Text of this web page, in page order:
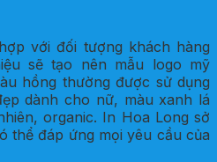
với đối tượng khách hàng
sẽ tạo nên mẫu logo mỹ
hồng thường được sử dụng
dành cho nữ, màu xanh lá
organic. In Hoa Long sở
thể đáp ứng mọi yêu cầu của